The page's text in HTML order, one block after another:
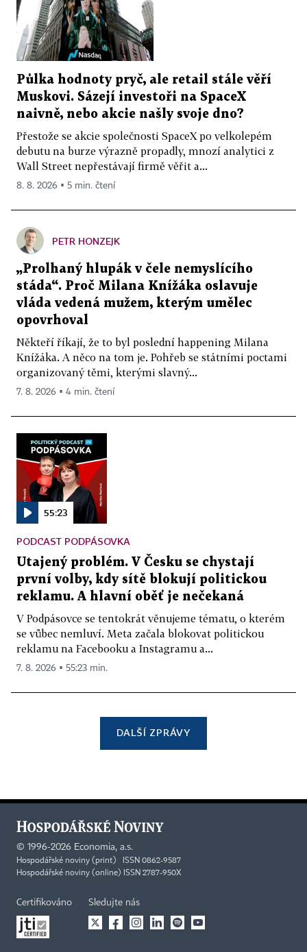
Půlka hodnoty pryč, ale retail stále věří
Muskovi. Sázejí investoři na SpaceX
naivně, nebo akcie našly svoje dno?
Přestože se akcie společnosti SpaceX po velkolepém
debutu na burze výrazně propadly, mnozí analytici z
Wall Street nepřestávají firmě věřit a...
8. 8. 2026 ▪ 5 min. čtení
PETR HONZEJK
„Prolhaný hlupák v čele nemyslícího
stáda“. Proč Milana Knížáka oslavuje
vláda vedená mužem, kterým umělec
opovrhoval
Někteří říkají, že to byl poslední happening Milana
Knížáka. A něco na tom je. Pohřeb se státními poctami
organizovaný těmi, kterými slavný...
7. 8. 2026 ▪ 4 min. čtení
55:23
PODCAST PODPÁSOVKA
Utajený problém. V Česku se chystají
první volby, kdy sítě blokují politickou
reklamu. A hlavní oběť je nečekaná
V Podpásovce se tentokrát věnujeme tématu, o kterém
se vůbec nemluví. Meta začala blokovat politickou
reklamu na Facebooku a Instagramu a...
7. 8. 2026 ▪ 55:23 min.
DALŠÍ ZPRÁVY
© 1996-2026 Economia, a.s.
Hospodářské noviny (print) ISSN 0862-9587
Hospodářské noviny (online) ISSN 2787-950X
Certifikováno Sledujte nás